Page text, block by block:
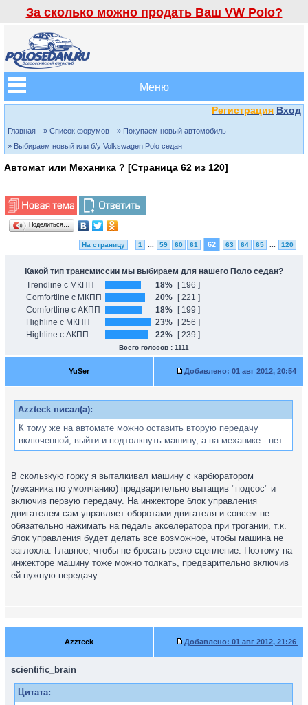
За сколько можно продать Ваш VW Polo?
Меню
Регистрация Вход
Главная » Список форумов
» Покупаем новый автомобиль
» Выбираем новый или б/у Volkswagen Polo седан
Автомат или Механика ? [Страница 62 из 120]
Поделиться…
На страницу 1 59 60 61 62 63 64 65 120
Какой тип трансмиссии мы выбираем для нашего Поло седан?
Trendline с МКПП
18%
[ 196 ]
Comfortline с МКПП
20%
[ 221 ]
Comfortline с АКПП
18%
[ 199 ]
Highline с МКПП
23%
[ 256 ]
Highline с АКПП
22% [ 239 ]
Всего голосов : 1111
YuSer Добавлено: 01 авг 2012, 20:54
Azzteck писал(а):
К тому же на автомате можно оставить вторую передачу
включенной, выйти и подтолкнуть машину, а на механике - нет.
В скользкую горку я выталкивал машину с карбюратором
(механика по умолчанию) предварительно вытащив "подсос" и
включив первую передачу. На инжекторе блок управления
двигателем сам управляет оборотами двигателя и совсем не
обязательно нажимать на педаль акселератора при трогании, т.к.
блок управления будет делать все возможное, чтобы машина не
заглохла. Главное, чтобы не бросать резко сцепление. Поэтому на
инжекторе машину тоже можно толкать, предварительно включив
ей нужную передачу.
Azzteck Добавлено: 01 авг 2012, 21:26
scientific_brain
Цитата: